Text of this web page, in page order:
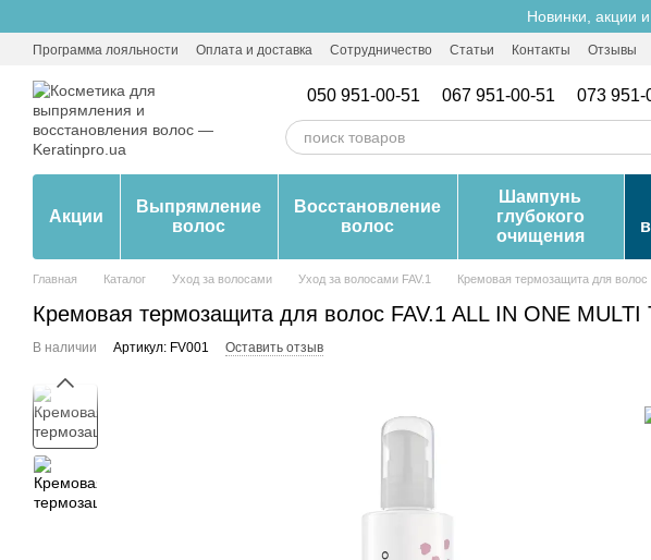
Новинки, акции
Программа лояльности Оплата и доставка Сотрудничество Статьи Контакты Отзывы
050 951-00-51 067 951-00-51 073 951-
Акции
Выпрямление
волос
Восстановление
волос
Шампунь
глубокого
очищения
Главная Каталог Уход за волосами Уход за волосами FAV.1 Кремовая термозащита для волос
Кремовая термозащита для волос FAV.1 ALL IN ONE MULTI
В наличии Артикул: FV001 Оставить отзыв